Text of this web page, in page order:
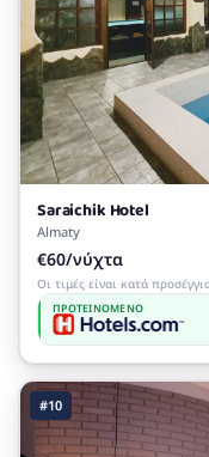
Saraichik Hotel
Almaty
€60/νύχτα
Οι τιμές είναι κατά
ΠΡΟΤΕΙΝΌΜΕΝΟ
#10